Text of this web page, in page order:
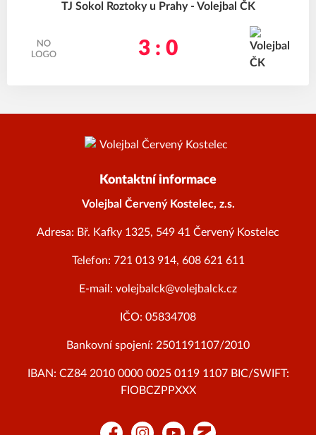
TJ Sokol Roztoky u Prahy - Volejbal ČK
3 : 0
Kontaktní informace
Volejbal Červený Kostelec, z.s.
Adresa: Bř. Kafky 1325, 549 41 Červený Kostelec
Telefon: 721 013 914, 608 621 611
E-mail: volejbalck@volejbalck.cz
IČO: 05834708
Bankovní spojení: 2501191107/2010
IBAN: CZ84 2010 0000 0025 0119 1107 BIC/SWIFT:
FIOBCZPPXXX